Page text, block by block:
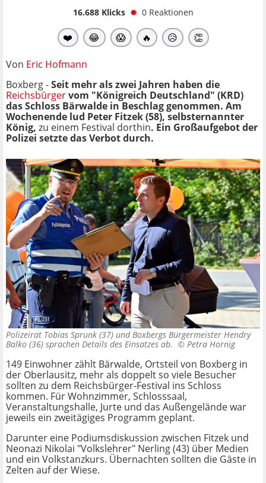
16.688Klicks 0 Reaktionen
❤️ 😂 😱 🔥 😥 👏
Von Eric Hofmann
Boxberg -Seit mehr als zwei Jahren haben die
Reichsbürgervom "Königreich Deutschland" (KRD)
das Schloss Bärwalde in Beschlag genommen. Am
Wochenende lud Peter Fitzek (58), selbsternannter
König, zu einem Festival dorthin. Ein Großaufgebot der
Polizei setzte das Verbot durch.
Polizeirat Tobias Sprunk (37) und Boxbergs Bürgermeister Hendry
Balko (36) sprachen Details des Einsatzes ab. © Petra Hornig
149 Einwohner zählt Bärwalde, Ortsteil von Boxberg in
der Oberlausitz, mehr als doppelt so viele Besucher
sollten zu dem Reichsbürger-Festival ins Schloss
kommen. Für Wohnzimmer, Schlosssaal,
Veranstaltungshalle, Jurte und das Außengelände war
jeweils ein zweitägiges Programm geplant.
Darunter eine Podiumsdiskussion zwischen Fitzek und
Neonazi Nikolai "Volkslehrer" Nerling (43) über Medien
und ein Volkstanzkurs. Übernachten sollten die Gäste in
Zelten auf der Wiese.